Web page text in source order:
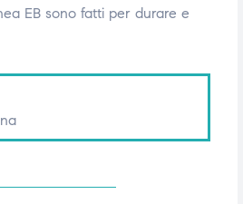
EB sono fatti per durare e